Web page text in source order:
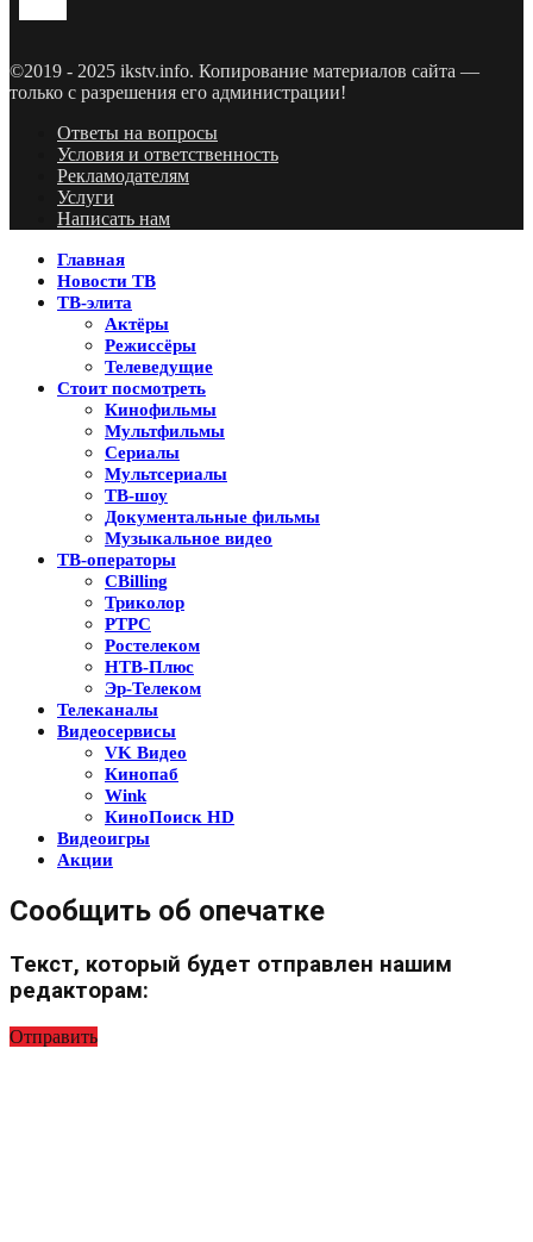
©2019 - 2025 ikstv.info. Копирование материалов сайта —
только с разрешения его администрации!
Ответы на вопросы
Условия и ответственность
Рекламодателям
Услуги
Написать нам
Главная
Новости ТВ
ТВ-элита
Актёры
Режиссёры
Телеведущие
Стоит посмотреть
Кинофильмы
Мультфильмы
Сериалы
Мультсериалы
ТВ-шоу
Документальные фильмы
Музыкальное видео
ТВ-операторы
CBilling
Триколор
РТРС
Ростелеком
НТВ-Плюс
Эр-Телеком
Телеканалы
Видеосервисы
VK Видео
Кинопаб
Wink
КиноПоиск HD
Видеоигры
Акции
Сообщить об опечатке
Текст, который будет отправлен нашим
редакторам:
Отправить